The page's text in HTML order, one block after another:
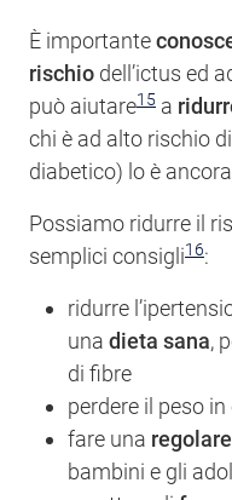
È importante
rischio dell’ictus ed
può aiutare15 a
chi è ad alto rischio
diabetico) lo è
Possiamo ridurre il
semplici consigli16:
ridurre
una dieta sana,
di fibre
perdere il peso
fare una
bambini e gli